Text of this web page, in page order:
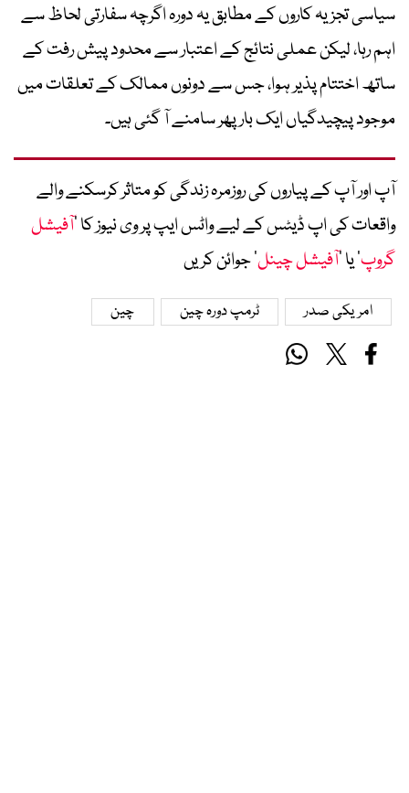
سیاسی تجزیہ کاروں کے مطابق یہ دورہ اگرچہ سفارتی لحاظ سے
اہم رہا، لیکن عملی نتائج کے اعتبار سے محدود پیش رفت کے
ساتھ اختتام پذیر ہوا، جس سے دونوں ممالک کے تعلقات میں
موجود پیچیدگیاں ایک بار پھر سامنے آ گئی ہیں۔
آپ اور آپ کے پیاروں کی روزمرہ زندگی کو متاثر کرسکنے والے
واقعات کی اپ ڈیٹس کے لیے واٹس ایپ پر وی نیوز کا ’آفیشل
گروپ‘ یا ’آفیشل چینل‘ جوائن کریں
امریکی صدر ٹرمپ دورہ چین چین